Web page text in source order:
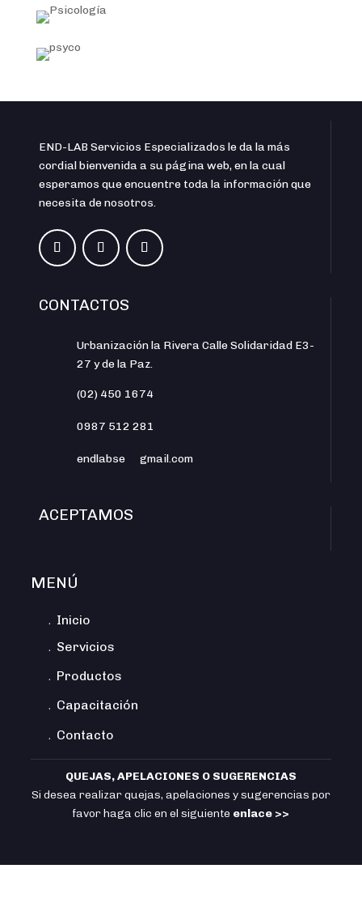
END-LAB Servicios Especializados le da la más
cordial bienvenida a su página web, en la cual
esperamos que encuentre toda la información que
necesita de nosotros.
CONTACTOS
Urbanización la Rivera Calle Solidaridad E3-
27 y de la Paz.
(02) 450 1674
0987 512 281
endlabse gmail.com
ACEPTAMOS
MENÚ
﹒Inicio
﹒Servicios
﹒Productos
﹒Capacitación
﹒Contacto
QUEJAS, APELACIONES O SUGERENCIAS
Si desea realizar quejas, apelaciones y sugerencias por
favor haga clic en el siguiente enlace >>